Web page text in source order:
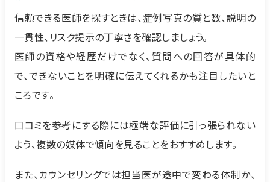
信頼できる医師を探すときは、症例写真の質と数、説明の
一貫性、リスク提示の丁寧さを確認しましょう。
医師の資格や経歴だけでなく、質問への回答が具体的
で、できないことを明確に伝えてくれるかも注目したいと
ころです。
口コミを参考にする際には極端な評価に引っ張られない
よう、複数の媒体で傾向を見ることをおすすめします。
また、カウンセリングでは担当医が途中で変わる体制か、